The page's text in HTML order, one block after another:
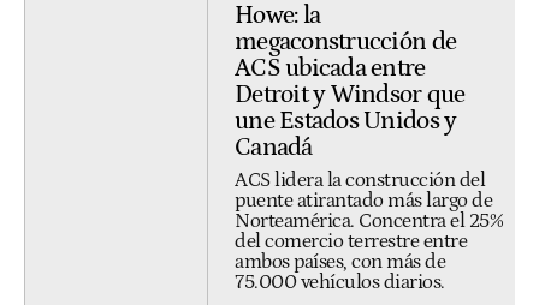
Howe: la
megaconstrucción de
ACS ubicada entre
Detroit y Windsor que
une Estados Unidos y
Canadá
ACS lidera la construcción del
puente atirantado más largo de
Norteamérica. Concentra el 25%
del comercio terrestre entre
ambos países, con más de
75.000 vehículos diarios.